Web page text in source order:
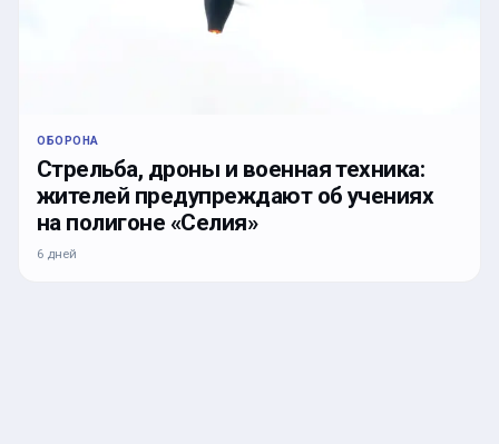
ОБОРОНА
Стрельба, дроны и военная техника:
жителей предупреждают об учениях
на полигоне «Селия»
6 дней